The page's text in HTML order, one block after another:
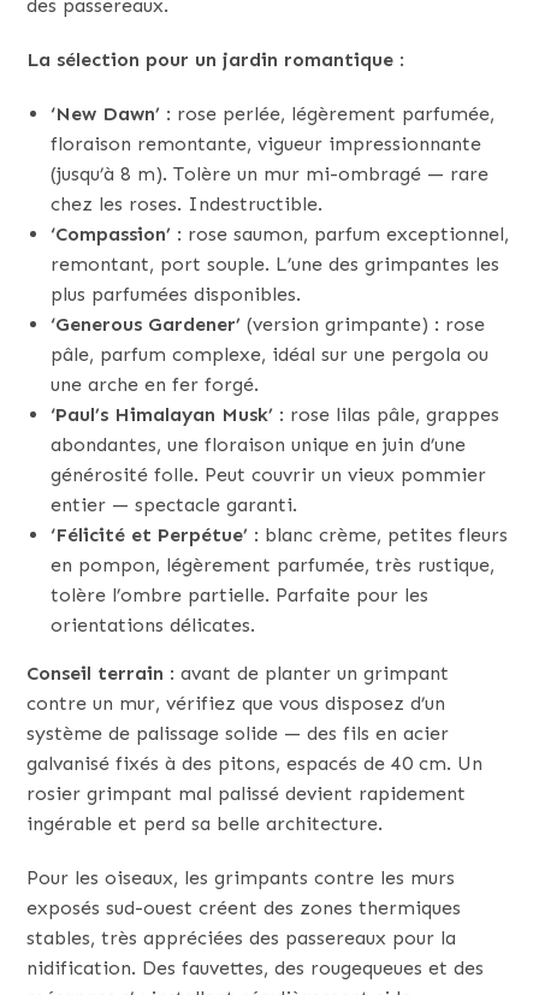
des passereaux.
La sélection pour un jardin romantique :
‘New Dawn’ : rose perlée, légèrement parfumée,
floraison remontante, vigueur impressionnante
(jusqu’à 8 m). Tolère un mur mi-ombragé — rare
chez les roses. Indestructible.
‘Compassion’ : rose saumon, parfum exceptionnel,
remontant, port souple. L’une des grimpantes les
plus parfumées disponibles.
‘Generous Gardener’ (version grimpante) : rose
pâle, parfum complexe, idéal sur une pergola ou
une arche en fer forgé.
‘Paul’s Himalayan Musk’ : rose lilas pâle, grappes
abondantes, une floraison unique en juin d’une
générosité folle. Peut couvrir un vieux pommier
entier — spectacle garanti.
‘Félicité et Perpétue’ : blanc crème, petites fleurs
en pompon, légèrement parfumée, très rustique,
tolère l’ombre partielle. Parfaite pour les
orientations délicates.
Conseil terrain : avant de planter un grimpant
contre un mur, vérifiez que vous disposez d’un
système de palissage solide — des fils en acier
galvanisé fixés à des pitons, espacés de 40 cm. Un
rosier grimpant mal palissé devient rapidement
ingérable et perd sa belle architecture.
Pour les oiseaux, les grimpants contre les murs
exposés sud-ouest créent des zones thermiques
stables, très appréciées des passereaux pour la
nidification. Des fauvettes, des rougequeues et des